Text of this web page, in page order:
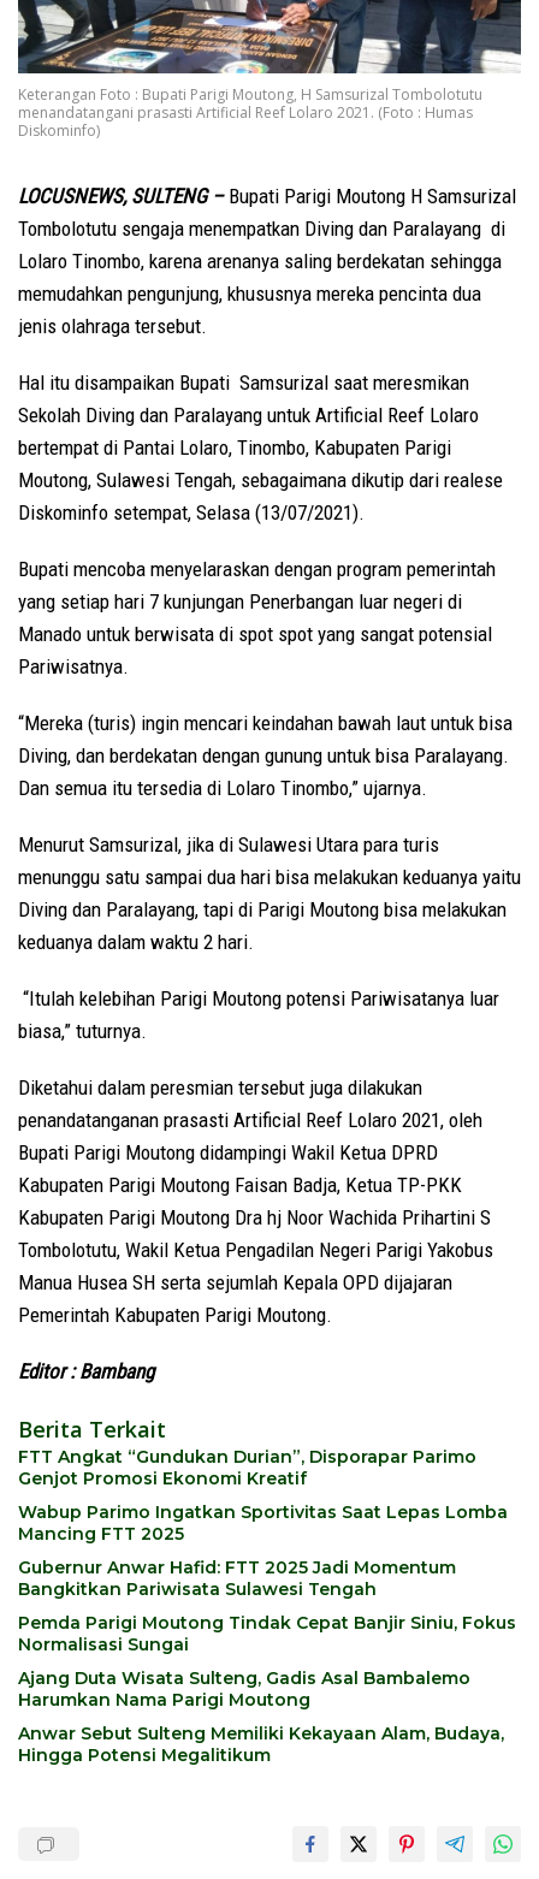
Keterangan Foto : Bupati Parigi Moutong, H Samsurizal Tombolotutu
menandatangani prasasti Artificial Reef Lolaro 2021. (Foto : Humas
Diskominfo)
LOCUSNEWS, SULTENG – Bupati Parigi Moutong H Samsurizal
Tombolotutu sengaja menempatkan Diving dan Paralayang di
Lolaro Tinombo, karena arenanya saling berdekatan sehingga
memudahkan pengunjung, khususnya mereka pencinta dua
jenis olahraga tersebut.
Hal itu disampaikan Bupati Samsurizal saat meresmikan
Sekolah Diving dan Paralayang untuk Artificial Reef Lolaro
bertempat di Pantai Lolaro, Tinombo, Kabupaten Parigi
Moutong, Sulawesi Tengah, sebagaimana dikutip dari realese
Diskominfo setempat, Selasa (13/07/2021).
Bupati mencoba menyelaraskan dengan program pemerintah
yang setiap hari 7 kunjungan Penerbangan luar negeri di
Manado untuk berwisata di spot spot yang sangat potensial
Pariwisatnya.
“Mereka (turis) ingin mencari keindahan bawah laut untuk bisa
Diving, dan berdekatan dengan gunung untuk bisa Paralayang.
Dan semua itu tersedia di Lolaro Tinombo,” ujarnya.
Menurut Samsurizal, jika di Sulawesi Utara para turis
menunggu satu sampai dua hari bisa melakukan keduanya yaitu
Diving dan Paralayang, tapi di Parigi Moutong bisa melakukan
keduanya dalam waktu 2 hari.
“Itulah kelebihan Parigi Moutong potensi Pariwisatanya luar
biasa,” tuturnya.
Diketahui dalam peresmian tersebut juga dilakukan
penandatanganan prasasti Artificial Reef Lolaro 2021, oleh
Bupati Parigi Moutong didampingi Wakil Ketua DPRD
Kabupaten Parigi Moutong Faisan Badja, Ketua TP-PKK
Kabupaten Parigi Moutong Dra hj Noor Wachida Prihartini S
Tombolotutu, Wakil Ketua Pengadilan Negeri Parigi Yakobus
Manua Husea SH serta sejumlah Kepala OPD dijajaran
Pemerintah Kabupaten Parigi Moutong.
Editor : Bambang
Berita Terkait
FTT Angkat “Gundukan Durian”, Disporapar Parimo
Genjot Promosi Ekonomi Kreatif
Wabup Parimo Ingatkan Sportivitas Saat Lepas Lomba
Mancing FTT 2025
Gubernur Anwar Hafid: FTT 2025 Jadi Momentum
Bangkitkan Pariwisata Sulawesi Tengah
Pemda Parigi Moutong Tindak Cepat Banjir Siniu, Fokus
Normalisasi Sungai
Ajang Duta Wisata Sulteng, Gadis Asal Bambalemo
Harumkan Nama Parigi Moutong
Anwar Sebut Sulteng Memiliki Kekayaan Alam, Budaya,
Hingga Potensi Megalitikum